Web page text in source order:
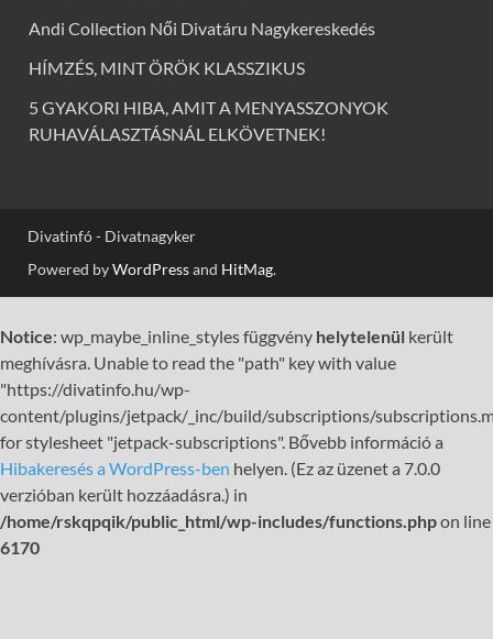
Andi Collection Női Divatáru Nagykereskedés
HÍMZÉS, MINT ÖRÖK KLASSZIKUS
5 GYAKORI HIBA, AMIT A MENYASSZONYOK
RUHAVÁLASZTÁSNÁL ELKÖVETNEK!
Divatinfó - Divatnagyker
Powered byWordPressand HitMag.
Notice: wp_maybe_inline_styles függvény helytelenül került
meghívásra. Unable to read the "path" key with value
"https://divatinfo.hu/wp-
content/plugins/jetpack/_inc/build/subscriptions/
for stylesheet "jetpack-subscriptions". Bővebb információ a
Hibakeresés a WordPress-ben helyen. (Ez az üzenet a 7.0.0
verzióban került hozzáadásra.) in
/home/rskqpqik/public_html/wp-includes/functions.phpon line
6170